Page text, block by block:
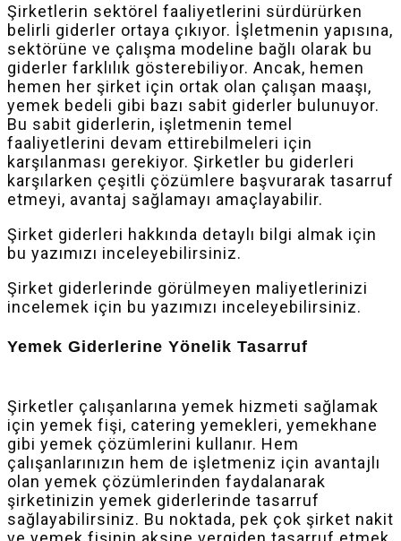
Şirketlerin sektörel faaliyetlerini sürdürürken
belirli giderler ortaya çıkıyor. İşletmenin yapısına,
sektörüne ve çalışma modeline bağlı olarak bu
giderler farklılık gösterebiliyor. Ancak, hemen
hemen her şirket için ortak olan çalışan maaşı,
yemek bedeli gibi bazı sabit giderler bulunuyor.
Bu sabit giderlerin, işletmenin temel
faaliyetlerini devam ettirebilmeleri için
karşılanması gerekiyor. Şirketler bu giderleri
karşılarken çeşitli çözümlere başvurarak tasarruf
etmeyi, avantaj sağlamayı amaçlayabilir.
Şirket giderleri hakkında detaylı bilgi almak için
bu yazımızı inceleyebilirsiniz.
Şirket giderlerinde görülmeyen maliyetlerinizi
incelemek için bu yazımızı inceleyebilirsiniz.
Yemek Giderlerine Yönelik Tasarruf
Şirketler çalışanlarına yemek hizmeti sağlamak
için yemek fişi, catering yemekleri, yemekhane
gibi yemek çözümlerini kullanır. Hem
çalışanlarınızın hem de işletmeniz için avantajlı
olan yemek çözümlerinden faydalanarak
şirketinizin yemek giderlerinde tasarruf
sağlayabilirsiniz. Bu noktada, pek çok şirket nakit